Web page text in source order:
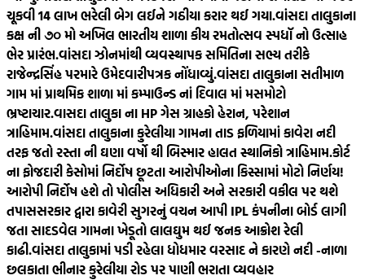
ચૂકવી 14 લાખ ભરેલી બેગ લઈને ગઠીયા કરાર થઈ ગયા.વાંસદા તાલુકાના
કક્ષ ની ૭૦ મો અખિલ ભારતીય શાળા કીય રમતોત્સવ સ્પધૉ નો ઉત્સાહ
ભેર પ્રારંભ.વાંસદા ઝોનમાંથી વ્યવસ્થાપક સમિતિના સભ્ય તરીકે
રાજેન્દ્રસિંહ પરમારે ઉમેદવારીપત્રક નોંધાવ્યું.વાંસદા તાલુકાના સતીમાળ
ગામ માં પ્રાથમિક શાળા માં કમ્પાઉન્ડ નાં દિવાલ માં મસમોટો
ભ્રષ્ટાચાર.વાસદા તાલુકા ના HP ગેસ ગ્રાહકો હેરાન, પરેશાન
ત્રાહિમામ.વાંસદા તાલુકાના કુરેલીયા ગામના તાડ ફળિયામાં કાવેરા નદી
તરફ જતો રસ્તા ની ઘણા વર્ષો થી બિસ્માર હાલત સ્થાનિકો ત્રાહિમામ.કોર્ટ
ના ફોજદારી કેસોમાં નિર્દોષ છૂટતા આરોપીઓના કિસ્સામાં મોટો નિર્ણય!
આરોપી નિર્દોષ હશે તો પોલીસ અધિકારી અને સરકારી વકીલ પર થશે
તપાસસરકાર દ્વારા કાવેરી સુગરનું વચન આપી IPL કંપનીના બોર્ડ લાગી
જતા સાદડવેલ ગામના ખેડૂતો લાલઘુમ થઈ જનક આક્રોશ રેલી
કાઢી.વાંસદા તાલુકામાં પડી રહેલા ધોધમાર વરસાદ ને કારણે નદી -નાળા
છલકાતા ભીનાર કુરેલીયા રોડ પર પાણી ભરાતા વ્યવહાર